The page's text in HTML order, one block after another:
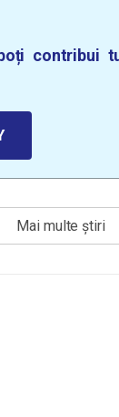
contribui
Mai multe știri